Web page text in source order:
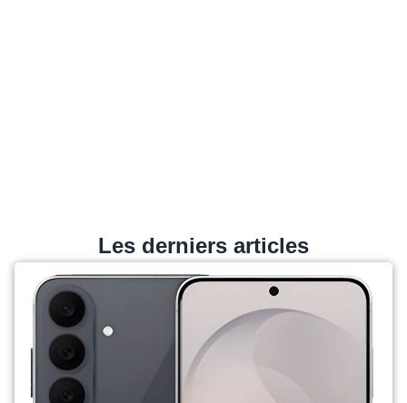
Les derniers articles